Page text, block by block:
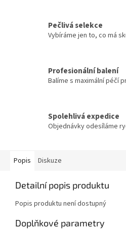
Pečlivá selekce
Vybíráme jen to, co má
Profesionální balení
Balíme s maximální péčí
Spolehlivá expedice
Objednávky odesíláme
Popis Diskuze
Detailní popis produktu
Popis produktu není dostupný
Doplňkové parametry